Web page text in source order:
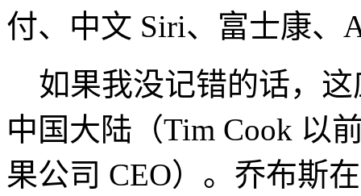
付、中文 Siri、富士康、
如果我没记错的话，这
中国大陆（Tim Cook 以
果公司 CEO）。乔布斯